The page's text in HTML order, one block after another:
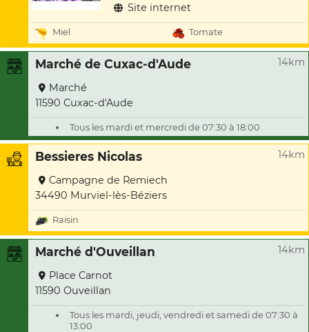
Site internet
Miel Tomate
Marché de Cuxac-d'Aude 14km
Marché
11590 Cuxac-d'Aude
Tous les mardi et mercredi de 07:30 à 18:00
Bessieres Nicolas 14km
Campagne de Remiech
34490 Murviel-lès-Béziers
Raisin
Marché d'Ouveillan 14km
Place Carnot
11590 Ouveillan
Tous les mardi, jeudi, vendredi et samedi de 07:30 à
13:00